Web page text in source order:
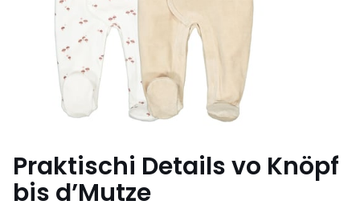
Praktischi Details vo Knöpf
bis d’Mutze